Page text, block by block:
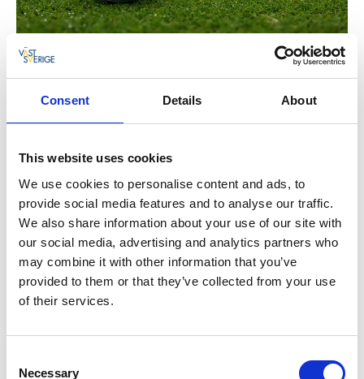
Consent Details About
This website uses cookies
We use cookies to personalise content and ads, to
provide social media features and to analyse our traffic.
We also share information about your use of our site with
our social media, advertising and analytics partners who
may combine it with other information that you’ve
provided to them or that they’ve collected from your use
of their services.
Selection
Necessary
Snabbfakta
Nossebro.
Gym.
Nio korthål med varierande längd, 59 - 130 m.
ALLA är välkomna!
Läs mer
Hos Nossan GK, strax utanför Nossebro i Essunga
kommun, hittar du drivingrange och korthålsbana.
handicap för att få träna på Nossan GK. Rangekort